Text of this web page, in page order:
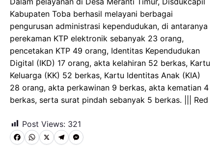
Kabupaten Toba berhasil melayani berbagai
pengurusan administrasi kependudukan, di antaranya
perekaman KTP elektronik sebanyak 23 orang,
pencetakan KTP 49 orang, Identitas Kependudukan
Digital (IKD) 17 orang, akta kelahiran 52 berkas, Kartu
Keluarga (KK) 52 berkas, Kartu Identitas Anak (KIA)
28 orang, akta perkawinan 9 berkas, akta kematian 4
berkas, serta surat pindah sebanyak 5 berkas. ||| Red
Post Views: 321
F WX T M